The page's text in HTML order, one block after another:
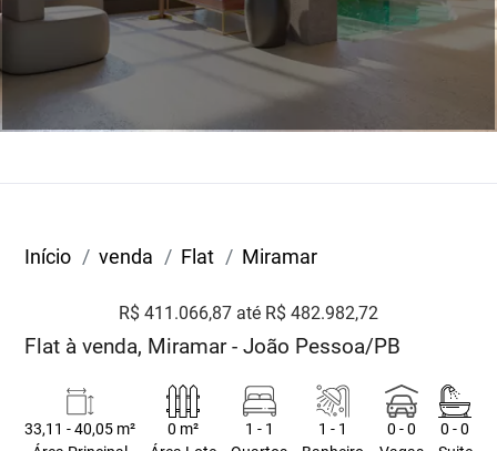
Início venda Flat Miramar
R$ 411.066,87 até R$ 482.982,72
Flat à venda, Miramar - João Pessoa/PB
33,11 - 40,05 m²
0 m²
1 - 1
1 - 1
0 - 0
0 - 0